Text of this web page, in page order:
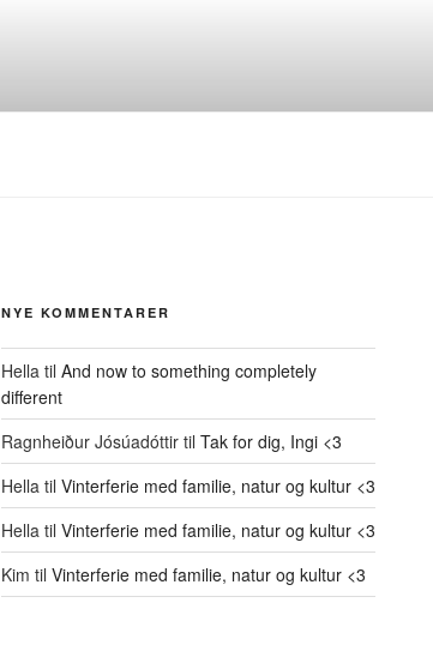
NYE KOMMENTARER
Hella til And now to something completely
different
Ragnheiður Jósúadóttir til Tak for dig, Ingi <3
Hella til Vinterferie med familie, natur og kultur <3
Hella til Vinterferie med familie, natur og kultur <3
Kim til Vinterferie med familie, natur og kultur <3